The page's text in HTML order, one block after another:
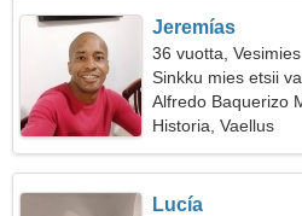
Jeremías
36 vuotta, Vesimies
Sinkku mies etsii
Alfredo Baquerizo
Historia, Vaellus
Lucía